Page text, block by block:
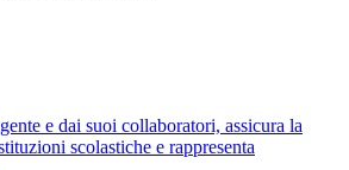
e dai suoi collaboratori, assicura la
scolastiche e rappresenta